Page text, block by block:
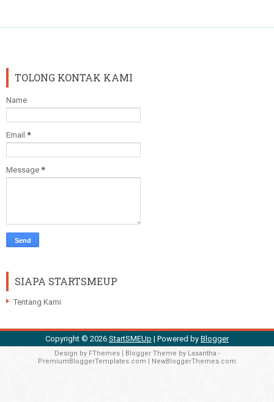
TOLONG KONTAK KAMI
Name
Email *
Message *
SIAPA STARTSMEUP
Tentang Kami
Copyright © 2026 StartSMEUp | Powered by Blogger
Design by FThemes| Blogger Theme by Lasantha -
PremiumBloggerTemplates.com
NewBloggerThemes.com